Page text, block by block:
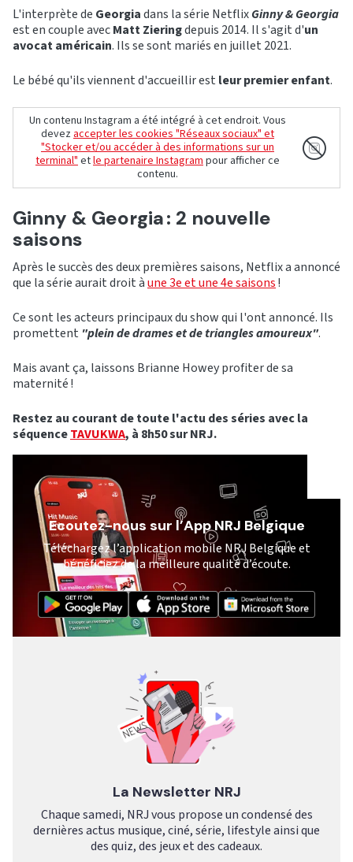
L'interprète de Georgiadans la série NetflixGinny & Georgia
est en couple avecMatt Zieringdepuis 2014. Il s'agit d'un
avocat américain. Ils se sont mariés en juillet 2021.
Le bébé qu'ils viennent d'accueillir est leur premier enfant.
Un contenu Instagram a été intégré à cet endroit. Vous
devezaccepter les cookies "Réseaux sociaux" et
"Stocker et/ou accéder à des informations sur un
terminal"etle partenaire Instagrampour afficher ce
contenu.
Ginny & Georgia : 2 nouvelle
saisons
Après le succès des deux premières saisons, Netflix a annoncé
que la série aurait droit àune 3e et une 4e saisons!
Ce sont les acteurs principaux du show qui l'ont annoncé. Ils
promettent "plein de drames et de triangles amoureux".
Mais avant ça, laissons Brianne Howey profiter de sa
maternité !
Restez au courant de toute l'actu des séries avec la
séquenceTAVUKWA, à 8h50 sur NRJ.
Ecoutez-nous sur l’App NRJ Belgique
Téléchargez l’application mobile NRJ Belgique et
bénéficiez de la meilleure qualité d’écoute.
La Newsletter NRJ
Chaque samedi, NRJ vous propose un condensé des
dernières actus musique, ciné, série, lifestyle ainsi que
des quiz, des jeux et des cadeaux.